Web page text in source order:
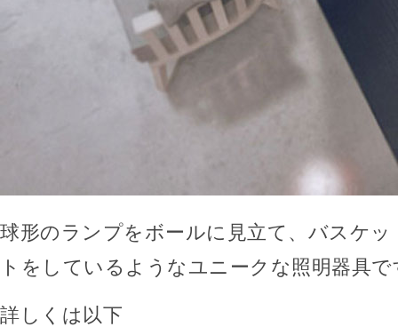
球形のランプをボールに見立て、バスケ
トをしているようなユニークな照明器具で
詳しくは以下